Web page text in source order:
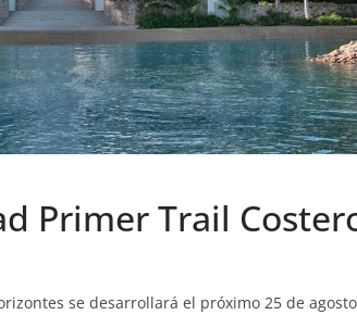
Primer Trail
se desarrollará el próximo 25 de